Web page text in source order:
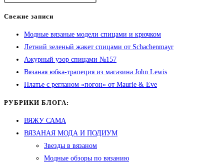
Свежие записи
Модные вязаные модели спицами и крючком
Летний зеленый жакет спицами от Schachenmayr
Ажурный узор спицами №157
Вязаная юбка-трапеция из магазина John Lewis
Платье с регланом «погон» от Maurie & Eve
РУБРИКИ БЛОГА:
ВЯЖУ САМА
ВЯЗАНАЯ МОДА И ПОДИУМ
Звезды в вязаном
Модные обзоры по вязанию